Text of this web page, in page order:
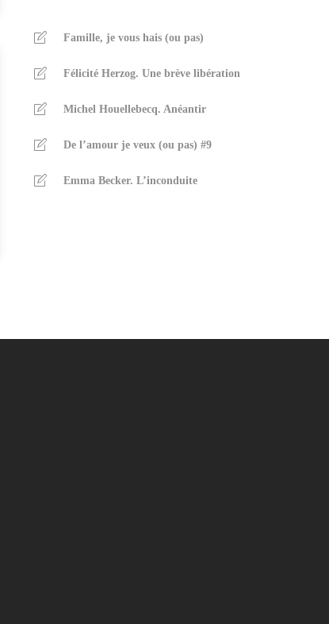
Famille, je vous hais (ou pas)
Félicité Herzog. Une brève libération
Michel Houellebecq. Anéantir
De l’amour je veux (ou pas) #9
Emma Becker. L’inconduite